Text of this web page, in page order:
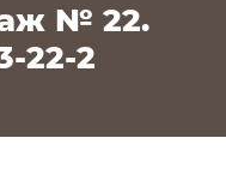
№ 22.
22-2